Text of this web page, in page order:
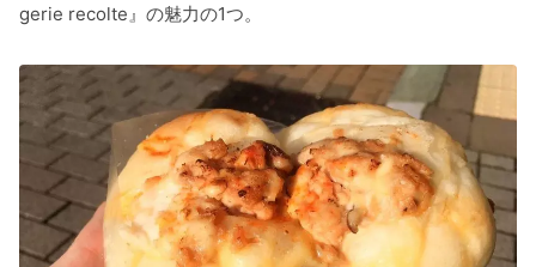
gerie recolte』の魅力の1つ。